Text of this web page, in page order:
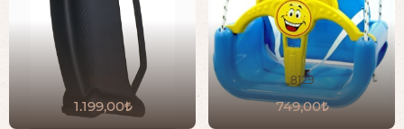
1.199,00
8129
749,00